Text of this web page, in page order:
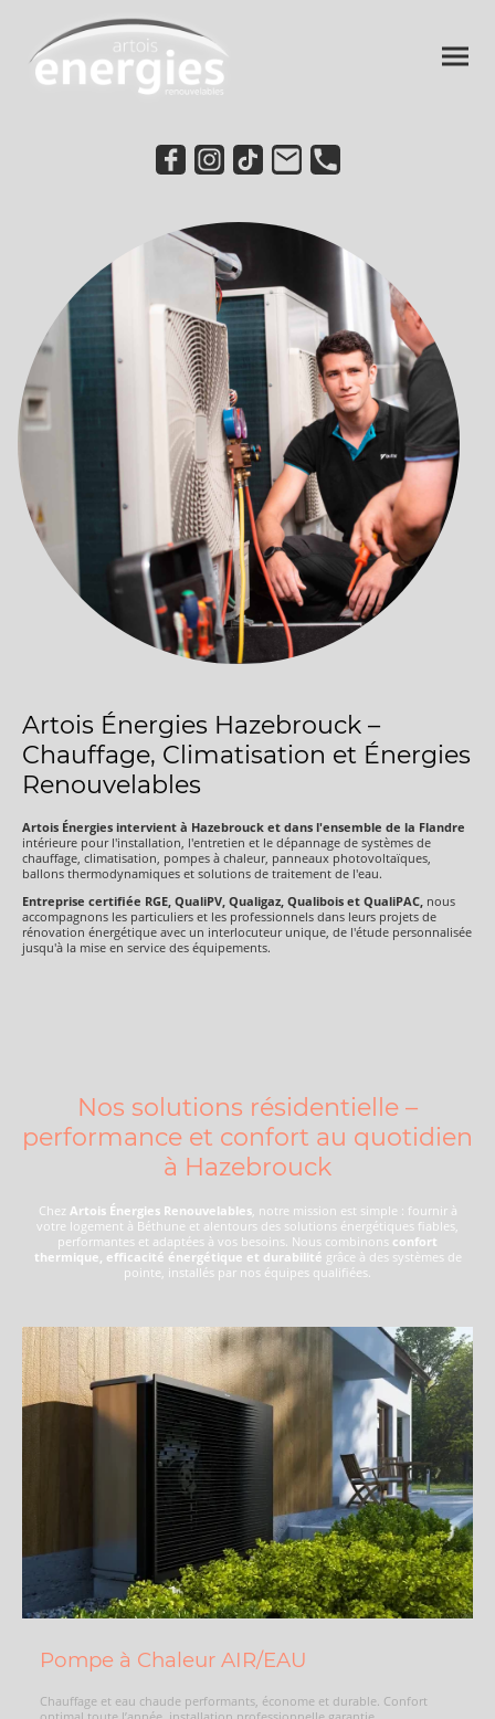
Artois Énergies Hazebrouck –
Chauffage, Climatisation et Énergies
Renouvelables
Artois Énergies intervient à Hazebrouck et dans l'ensemble de la Flandre
intérieure pour l'installation, l'entretien et le dépannage de systèmes de
chauffage, climatisation, pompes à chaleur, panneaux photovoltaïques,
ballons thermodynamiques et solutions de traitement de l'eau.
Entreprise certifiée RGE, QualiPV, Qualigaz, Qualibois et QualiPAC, nous
accompagnons les particuliers et les professionnels dans leurs projets de
rénovation énergétique avec un interlocuteur unique, de l'étude personnalisée
jusqu'à la mise en service des équipements.
Nos solutions résidentielle –
performance et confort au quotidien
à Hazebrouck
Chez Artois Énergies Renouvelables, notre mission est simple : fournir à
votre logement à Béthune et alentours des solutions énergétiques fiables,
performantes et adaptées à vos besoins. Nous combinons confort
thermique, efficacité énergétique et durabilité grâce à des systèmes de
pointe, installés par nos équipes qualifiées.
Pompe à Chaleur AIR/EAU
Chauffage et eau chaude performants, économe et durable. Confort